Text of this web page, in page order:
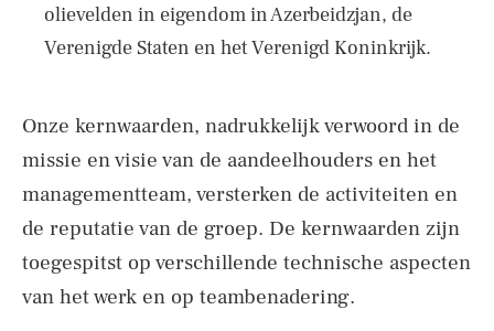
olievelden in eigendom in Azerbeidzjan, de
Verenigde Staten en het Verenigd Koninkrijk.
Onze kernwaarden, nadrukkelijk verwoord in de
missie en visie van de aandeelhouders en het
managementteam, versterken de activiteiten en
de reputatie van de groep. De kernwaarden zijn
toegespitst op verschillende technische aspecten
van het werk en op teambenadering.